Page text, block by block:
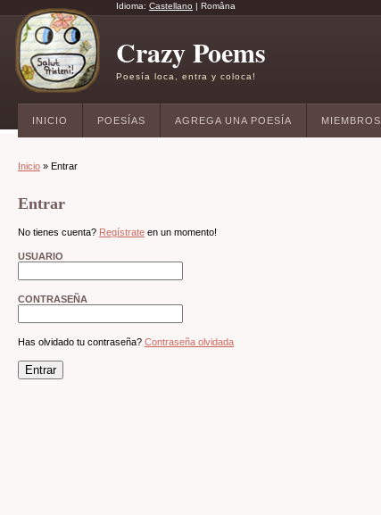
Idioma: Castellano | Româna
Crazy Poems
Poesía loca, entra y coloca!
INICIO POESÍAS AGREGA UNA POESÍA MIEMBROS
Inicio » Entrar
Entrar
No tienes cuenta? Regístrate en un momento!
USUARIO
CONTRASEÑA
Has olvidado tu contraseña? Contraseña olvidada